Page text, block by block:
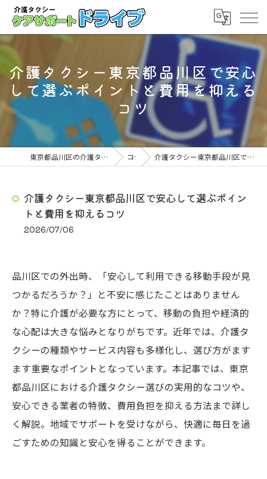
介護タクシー東京都品川区で安心
して選ぶポイントと費用を抑える
コツ
東京都品川区の介護タクシーならケアサポート ドライブ コラム 介護タクシー東京都品川区で安心して選ぶポイントと費用を抑えるコツ
介護タクシー東京都品川区で安心して選ぶポイン
トと費用を抑えるコツ
2026/07/06
品川区での外出時、「安心して利用できる移動手段が見
つかるだろうか？」と不安に感じたことはありません
か？特に介護が必要な方にとって、移動の負担や経済的
な心配は大きな悩みとなりがちです。近年では、介護タ
クシーの種類やサービス内容も多様化し、選び方がます
ます重要なポイントとなっています。本記事では、東京
都品川区における介護タクシー選びの実用的なコツや、
安心できる業者の特徴、費用負担を抑える方法まで詳し
く解説。地域でサポートを受けながら、快適に毎日を過
ごすための知識と安心を得ることができます。